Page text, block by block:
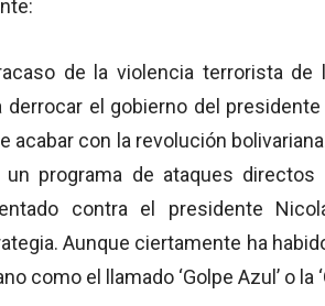
de la violencia terrorista de
el gobierno del
acabar con la revolución
programa de ataques
contra el presidente
Aunque ciertamente ha
como el llamado ‘Golpe Azul’ o la